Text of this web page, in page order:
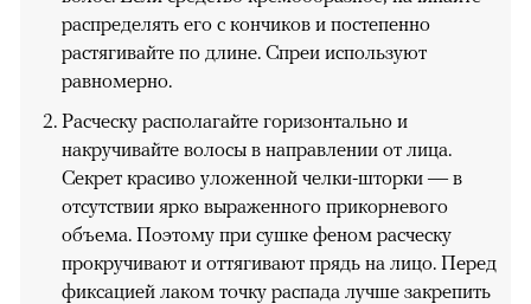
распределять его с кончиков и постепенно
растягивайте по длине. Спреи используют
равномерно.
Расческу располагайте горизонтально и
накручивайте волосы в направлении от лица.
Секрет красиво уложенной челки-шторки — в
отсутствии ярко выраженного прикорневого
объема. Поэтому при сушке феном расческу
прокручивают и оттягивают прядь на лицо. Перед
фиксацией лаком точку распада лучше закрепить